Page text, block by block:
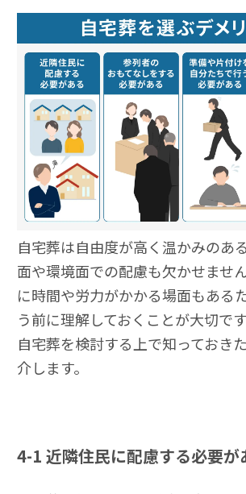
自宅葬は自由度が高く温かみのあ
面や環境面での配慮も欠かせませ
に時間や労力がかかる場面もある
う前に理解しておくことが大切です
自宅葬を検討する上で知っておき
介します。
4-1 近隣住民に配慮する必要が